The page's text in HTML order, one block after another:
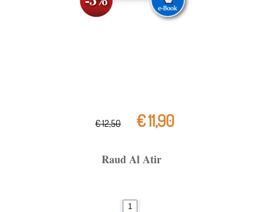
€ 12,50 € 11,90
Raud Al Atir